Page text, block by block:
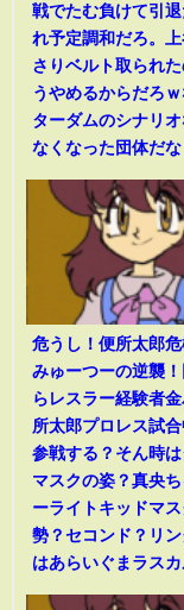
戦でたむ負けて引退
れ予定調和だろ。
さりベルト取られ
うやめるからだろ
ターダムのシナリ
なくなった団体だな
危うし！便所太郎危
みゅーつーの逆襲
らレスラー経験者
所太郎プロレス試
参戦する？そん時
マスクの姿？真央
ーライトキッドマ
勢？セコンド？リ
はあらいぐまラス